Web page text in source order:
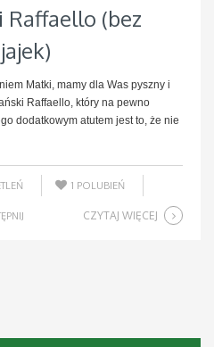
(bez
Matki, mamy dla Was pyszny i
Raffaello, który na pewno
dodatkowym atutem jest to, że nie
1 POLUBIEŃ
CZYTAJ WIĘCEJ